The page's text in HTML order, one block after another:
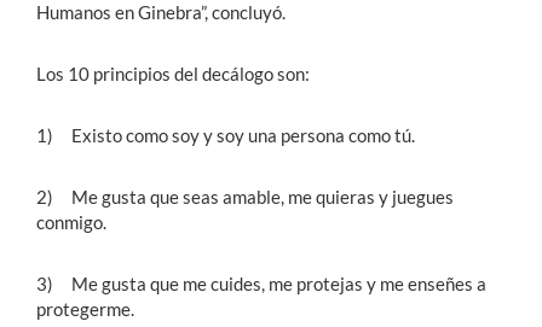
Humanos en Ginebra”, concluyó.
Los 10 principios del decálogo son:
1) Existo como soy y soy una persona como tú.
2) Me gusta que seas amable, me quieras y juegues
conmigo.
3) Me gusta que me cuides, me protejas y me enseñes a
protegerme.